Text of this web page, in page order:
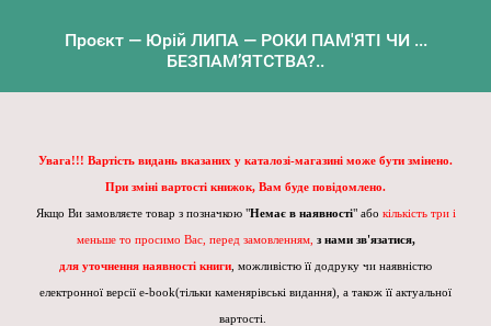
Проєкт — Юрій ЛИПА — РОКИ ПАМ'ЯТІ ЧИ ...
БЕЗПАМ’ЯТСТВА?..
Увага!!! Вартість видань вказаних у каталозі-магазині може бути змінено.
При зміні вартості книжок, Вам буде повідомлено.
Якщо Ви замовляєте товар з позначкою "Немає в наявності" або кількість три і
меньше то просимо Вас, перед замовленням, з нами зв'язатися,
для уточнення наявності книги , можливістю її додруку чи наявністю
електронної версії e-book(тільки каменярівські видання), а також її актуальної
вартості.